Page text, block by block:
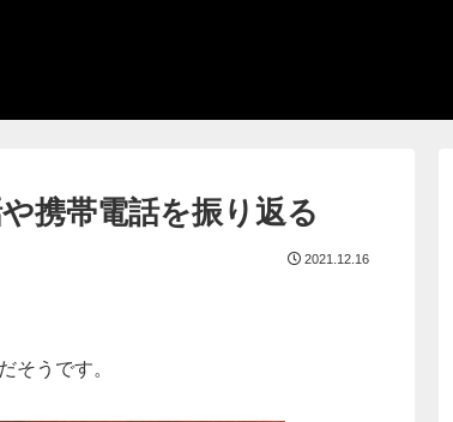
携帯電話を振り返る
2021.12.16
そうです。